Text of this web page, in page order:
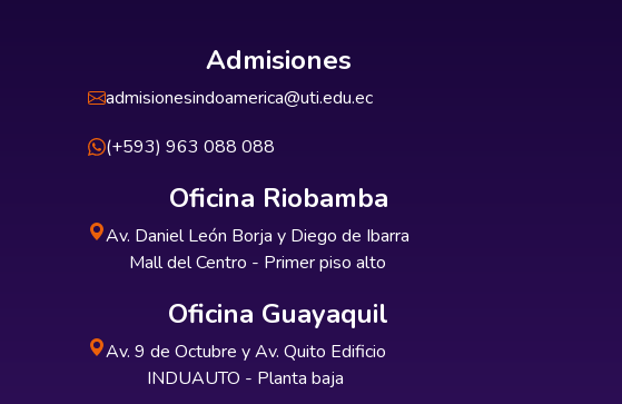
Admisiones
admisionesindoamerica@uti.edu.ec
(+593) 963 088 088
Oficina Riobamba
Av. Daniel León Borja y Diego de Ibarra
Mall del Centro - Primer piso alto
Oficina Guayaquil
Av. 9 de Octubre y Av. Quito Edificio
INDUAUTO - Planta baja